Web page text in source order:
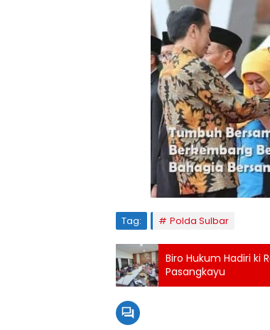
Tag: Polda Sulbar
Biro Hukum Hadiri ki
Pasangkayu